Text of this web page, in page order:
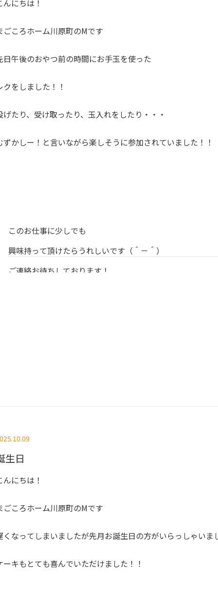
んにちは！
ごころホーム川原町のMです
日午後のおやつ前の時間にお手玉を使った
クをしました！！
げたり、受け取ったり、玉入れをしたり・・・
ずかしー！と言いながら楽しそうに参加されていました！！
このお仕事に少しでも
興味持って頂けたらうれしいです（＾－＾）
ご連絡お待ちしております！
生日
んにちは！
ごころホーム川原町のMです
くなってしまいましたが先月お誕生日の方がいらっしゃいま
ーキもとても喜んでいただけました！！